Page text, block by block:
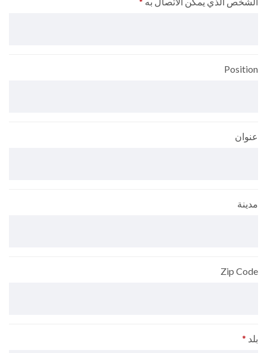
Position
عنوان
مدينة
Zip Code
بلد *